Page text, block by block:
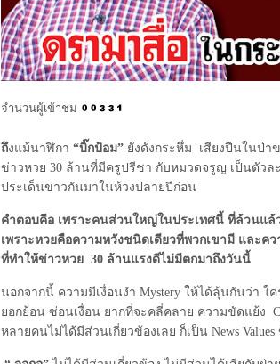
จำนวนผู้เข้าชม
ถึงแม้นาฬิกา “บิ๊กป้อม” ยังดังกระหึ่ม เสียงปืนในป่า
ข่าวหวย 30 ล้านที่มีครูปรีชา กับหมวดจรูญ เป็นตัวล
ประเด็นข่าวกันมาในห้วงปลายปีก่อน
คำตอบคือ เพราะคนส่วนใหญ่ในประเทศนี้ ที่ล้วนแ
เพราะหวยคือความหวังชนิดเดียวที่พวกเขามี และค
ที่ทำให้ข่าวหวย 30 ล้านแรงดีไม่มีตกมาถึงวันนี้
นอกจากนี้ ความมีเงื่อนงำ Mystery ให้ได้ลุ้นกันว่า ใ
ยอกย้อน ซ่อนเงื่อน ยากที่จะคลี่คลาย ความขัดแย้ง
หลายคนไม่ได้มีส่วนเกี่ยวข้องเลย ก็เป็น News Values